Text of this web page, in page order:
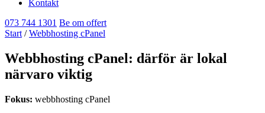
Kontakt
073 744 1301 Be om offert
Start /Webbhosting cPanel
Webbhosting cPanel: därför är lokal
närvaro viktig
Fokus: webbhosting cPanel